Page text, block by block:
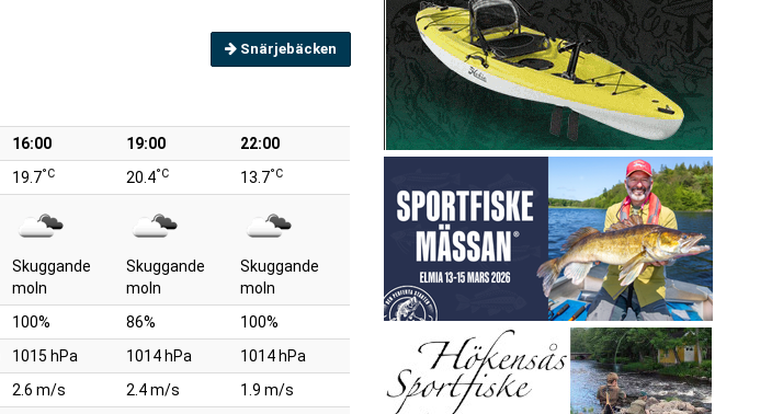
Snärjebäcken
16:00 19:00
22:00
19.7°C 20.4°C 13.7°C
Skuggande
moln
Skuggande
moln
Skuggande
moln
100% 86%
100%
1015 hPa 1014 hPa
1014 hPa
2.6 m/s 2.4 m/s
1.9 m/s